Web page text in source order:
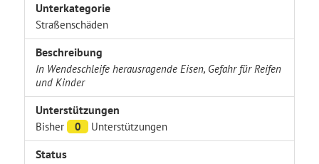
Unterkategorie
Straßenschäden
Beschreibung
In Wendeschleife herausragende Eisen, Gefahr für Reifen
und Kinder
Unterstützungen
Bisher 0 Unterstützungen
Status